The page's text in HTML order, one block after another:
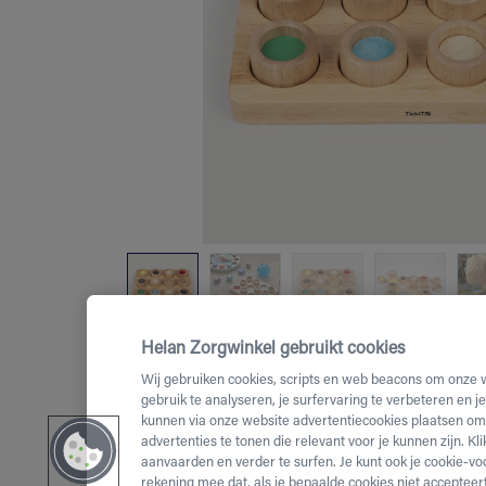
Helan Zorgwinkel gebruikt cookies
Wij gebruiken cookies, scripts en web beacons om
gebruik te analyseren, je surfervaring te verbeteren en
kunnen via onze website advertentiecookies plaatsen
advertenties te tonen die relevant voor je kunnen zijn.
aanvaarden en verder te surfen. Je kunt ook je cookie-